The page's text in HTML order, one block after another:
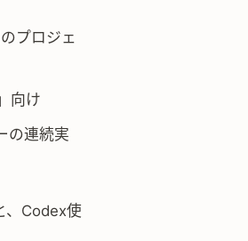
プロジェ
向け
の連続実
、Codex使